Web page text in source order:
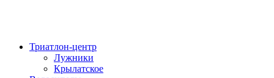
Триатлон-центр
Лужники
Крылатское